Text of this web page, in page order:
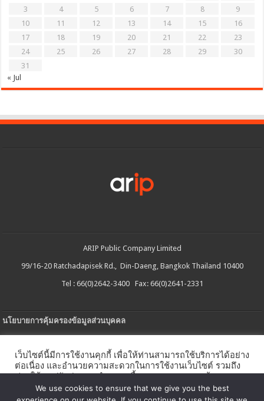
3
4 5 6 7 8
9
10
11 12 13 14 15
16
17
18 19 20 21 22
23
24
25 26 27 28 29
30
31
« Jul
ARIP Public Company Limited
99/16-20 Ratchadapisek Rd., Din-Daeng, Bangkok Thailand 10400
Tel : 66(0)2642-3400 Fax: 66(0)2641-2331
นโยบายการคุ้มครองข้อมูลส่วนบุคคล
นโยบายการใช้คกกี้
เว็บไซต์นี้มีการใช้งานคุกกี้ เพื่อให้ท่านสามารถใช้บริการได้อย่าง
ต่อเนื่อง และอำนวยความสะดวกในการใช้งานเว็บไซต์ รวมถึง
ช่วยให้เราปรับปรุงการนำเสนอเนื้อหาตรงตามความต้องการ
ของท่าน โดยสามารถศึกษารายละเอียดเพิ่มเติมได้ใน นโยบาย
คุกกี้
We use cookies to ensure that we give you the best